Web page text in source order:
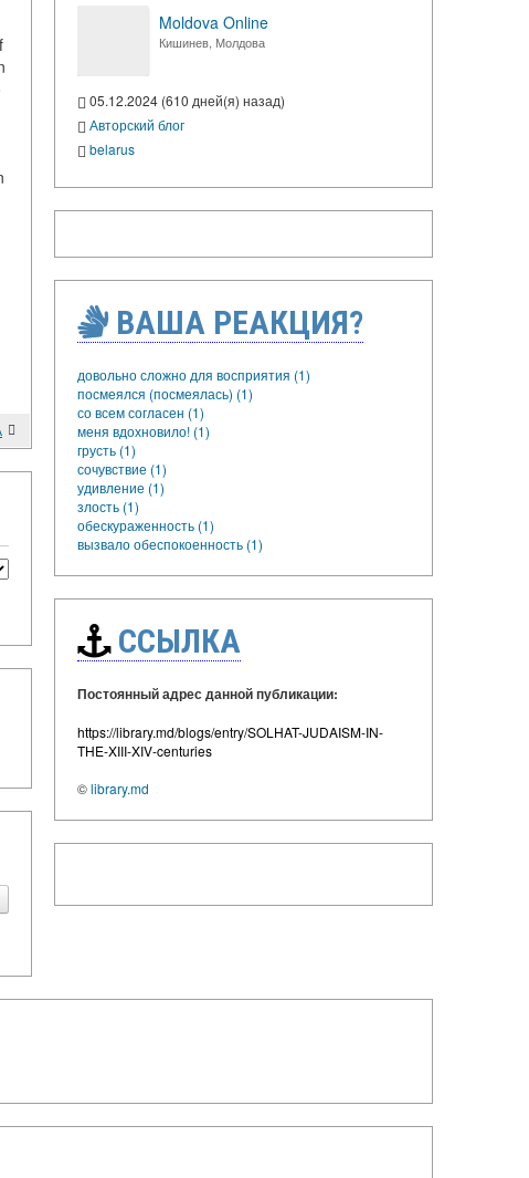
Moldova Online
Кишинев, Молдова
05.12.2024 (610 дней(я) назад)
Авторский блог
belarus
ВАША РЕАКЦИЯ?
довольно сложно для восприятия (1)
посмеялся (посмеялась) (1)
со всем согласен (1)
меня вдохновило! (1)
грусть (1)
сочувствие (1)
удивление (1)
злость (1)
обескураженность (1)
вызвало обеспокоенность (1)
ССЫЛКА
Постоянный адрес данной публикации:
https://library.md/blogs/entry/SOLHAT-JUDAISM-IN-
THE-XIII-XIV-centuries
©library.md